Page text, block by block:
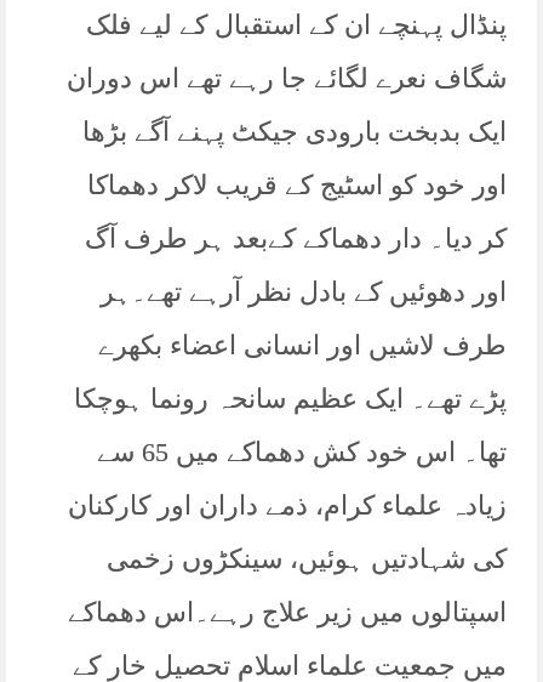
پنڈال پہنچے ان کے استقبال کے لیے فلک
شگاف نعرے لگائے جا رہے تھے اس دوران
ایک بدبخت بارودی جیکٹ پہنے آگے بڑھا
اور خود کو اسٹیج کے قریب لاکر دھماکا
کر دیا۔ دار دھماکے کےبعد ہر طرف آگ
اور دھوئیں کے بادل نظر آرہے تھے۔ہر
طرف لاشیں اور انسانی اعضاء بکھرے
پڑے تھے۔ ایک عظیم سانحہ رونما ہوچکا
تھا۔ اس خود کش دھماکے میں 65 سے
زیادہ علماء کرام، ذمے داران اور کارکنان
کی شہادتیں ہوئیں، سینکڑوں زخمی
اسپتالوں میں زیر علاج رہے۔اس دھماکے
میں جمعیت علماء اسلام تحصیل خار کے